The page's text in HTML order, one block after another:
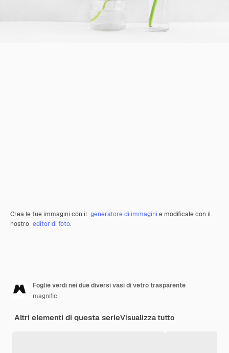
Crea le tue immagini con il generatore di immagini e modificale con il
nostro editor di foto.
Foglie verdi nei due diversi vasi di vetro trasparente
magnific
Altri elementi di questa serieVisualizza tutto